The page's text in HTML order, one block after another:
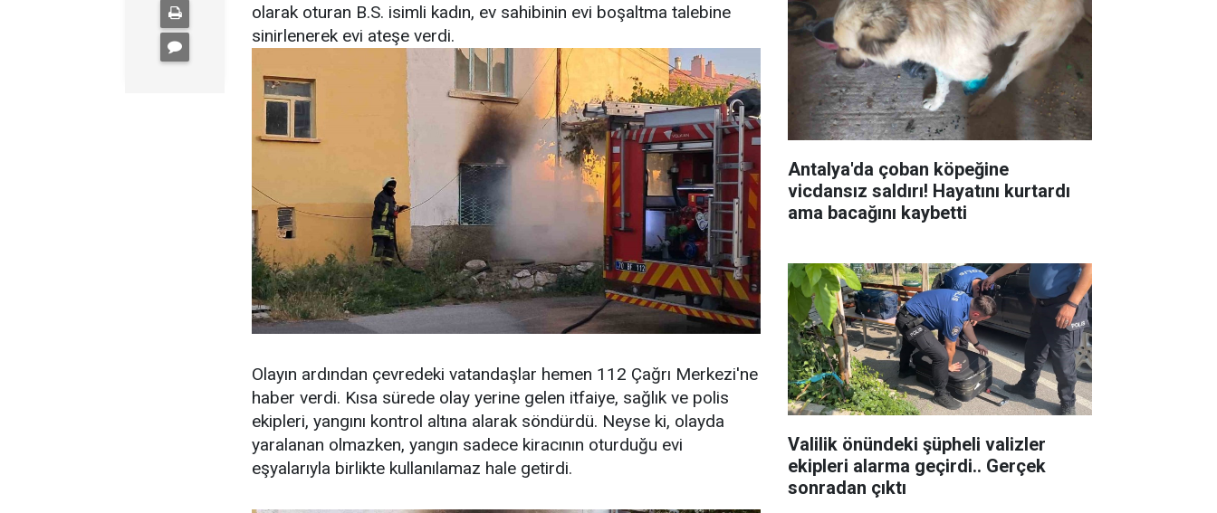
olarak oturan B.S. isimli kadın, ev sahibinin evi boşaltma talebine
sinirlenerek evi ateşe verdi.
Olayın ardından çevredeki vatandaşlar hemen 112 Çağrı Merkezi'ne
haber verdi. Kısa sürede olay yerine gelen itfaiye, sağlık ve polis
ekipleri, yangını kontrol altına alarak söndürdü. Neyse ki, olayda
yaralanan olmazken, yangın sadece kiracının oturduğu evi
eşyalarıyla birlikte kullanılamaz hale getirdi.
Antalya'da çoban köpeğine
vicdansız saldırı! Hayatını kurtardı
ama bacağını kaybetti
Valilik önündeki şüpheli valizler
ekipleri alarma geçirdi.. Gerçek
sonradan çıktı